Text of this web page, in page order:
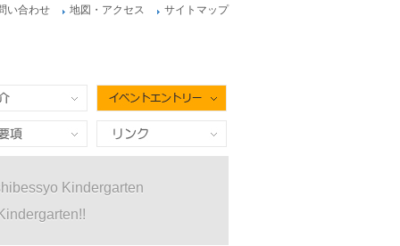
い合わせ 地図・アクセス サイトマップ
リンク
Kindergarten